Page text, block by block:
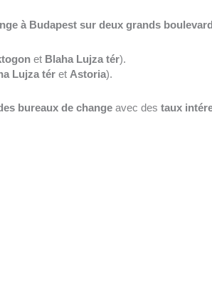
à Budapest sur deux grands
et Blaha Lujza tér).
Lujza tér et Astoria).
bureaux de change avec des taux